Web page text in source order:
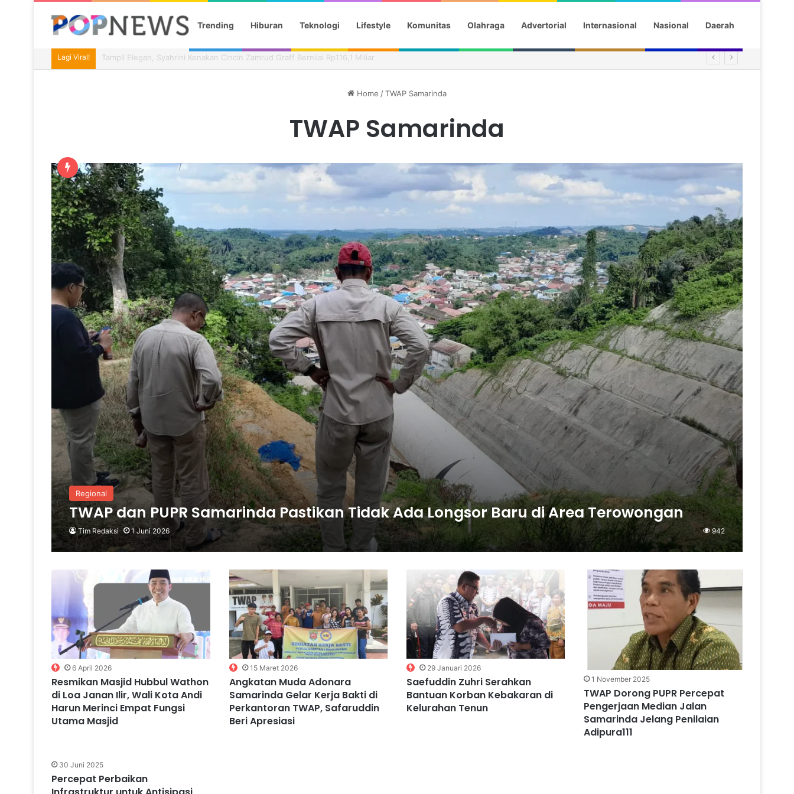
Trending Hiburan Teknologi Lifestyle Komunitas Olahraga Advertorial Internasional Nasional Daerah
Lagi Viral! Isu Pergantian Kapolri Mencuat, Listyo Sigit Siap Jalankan Keputusan Presiden
Home /TWAP Samarinda
TWAP Samarinda
Regional
TWAP dan PUPR Samarinda Pastikan Tidak Ada Longsor Baru di Area Terowongan
Tim Redaksi 1 Juni 2026 942
6 April 2026
Resmikan Masjid Hubbul Wathon
di Loa Janan Ilir, Wali Kota Andi
Harun Merinci Empat Fungsi
Utama Masjid
15 Maret 2026
Angkatan Muda Adonara
Samarinda Gelar Kerja Bakti di
Perkantoran TWAP, Safaruddin
Beri Apresiasi
29 Januari 2026
Saefuddin Zuhri Serahkan
Bantuan Korban Kebakaran di
Kelurahan Tenun
1 November 2025
TWAP Dorong PUPR Percepat
Pengerjaan Median Jalan
Samarinda Jelang Penilaian
Adipura111
30 Juni 2025
Percepat Perbaikan